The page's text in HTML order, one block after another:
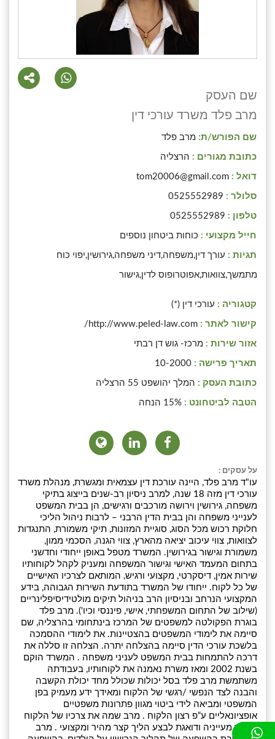
שם העסק
מרב פלד משרד עורכי דין
שם הפורש/ת: מרב פלד
כתובת מגורים : הרצליה
דואל : tom20006@gmail.com
סלולר : 0525552989
טלפון : 0525552989
חייל מקצועי : כוחות ביטחון נוספים
תגיות : עורך דין,משפחה,דיני משפחה,גירושין,יפוי כוח
מתמשך,צוואות,אפוטרופוס לדין,גישור
קטגוריה : עורכי דין (*)
קישור לאתר : http://www.peled-law.com/
אזור שירות : מרכז- גוש דן רבתי
תאריך פרישה : 10-2000
כתובת העסק : המלך יהושפט 55 הרצליה
הטבה לביטחונט : 15% הנחה
על עסקים :
עו"ד מרב פלד, היינה עורכת דין עצמאית ומגשרת, מנהלת משרד
עורכי דין מזה 18 שנה, למרב ניסיון רב-שנים בייצוג בתיקי
משפחה, גירושין וירושה מורכבים ורגישים, הן בבית המשפט
לענייני משפחה והן בבית הדין הרבני – לרבות ניהול הליכי
חלוקת רכוש מכל הסוג, סוגיית המזונות, תיקי משמורת, התנגדות
לצוואות, צווי עיכוב יציאה מהארץ, צווי הגנה, הסכמי ממון,
משמורת וגישור בגירושין. המשרד מטפל באופן ייחודי וחדשני
בתחום המעמד האישי וגישור המשפחה ומעניק לקהל לקוחותיו
שירות אמין, דיסקרטי, מקצועי ורגיש, המותאם לצרכיו האישיים
של כל לקוח. ייחודו של המשרד בתודעת השירות הגבוהה, בידע
המקצועי הנרחב ובניסיון הרב בניהול תיקים מולטידיסיפלינריים
(שילוב של התחום המשפחתי, אישי, פיננסי וכיו'). מרב פלד
בוגרת הפקולטה למשפטים של המרכז בינתחומי בהרצליה, שם
סיימה את לימודי המשפטים בהצטיינות. את לימודי ההסמכה
בלשכת עורכי הדין סיימה בהצלחה יתרה. הצלחה זו סללה את
דרכה להתמחות בבית המשפט לעניני משפחה . המשרד הוקם
בשנת 2002 ומאז משרת נאמנה את לקוחותיו, בעבודתה
משתמשת מרב פלד בסל יכולות שכולל מחד יכולת הקשבה
והבנה לצד הנפשי /רגשי של הלקוח ומאידך ידע מעמיק בפן
המשפטי ומביאה לידי ביטוי מגוון פתרונות משפטיים
אופציונאליים ע“פ רצון הלקוח . מרב שמה את צרכיו של הלקוח
בראש מעייניה ודואגת לבצע הליך קצר מהיר ומקצועי . מרב